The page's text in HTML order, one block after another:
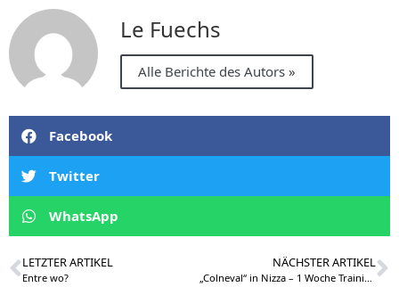
Le Fuechs
Alle Berichte des Autors »
Facebook
Twitter
WhatsApp
LETZTER ARTIKEL
Entre wo?
NÄCHSTER ARTIKEL